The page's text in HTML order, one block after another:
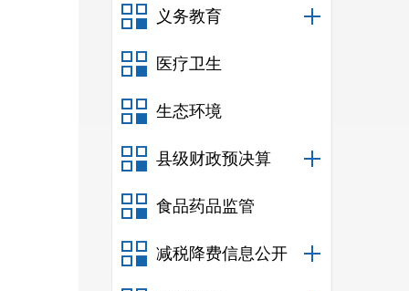
义务教育
医疗卫生
生态环境
县级财政预决算
食品药品监管
减税降费信息公开